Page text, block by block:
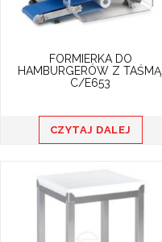
FORMIERKA DO
HAMBURGERÓW Z TAŚMĄ,
C/E653
CZYTAJ DALEJ